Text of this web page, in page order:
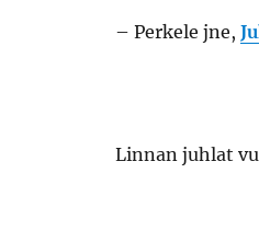
– Perkele jne,
Linnan juhlat